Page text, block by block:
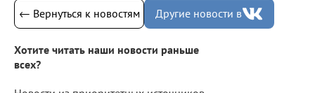
← Вернуться к новостям Другие новости в
Хотите читать наши новости раньше
всех?